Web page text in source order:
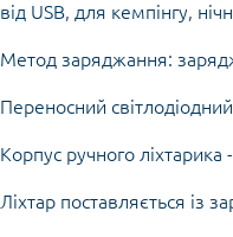
від USB, для кемпінгу,
Метод заряджання:
Переносний
Корпус ручного ліхтарика
Ліхтар поставляється із